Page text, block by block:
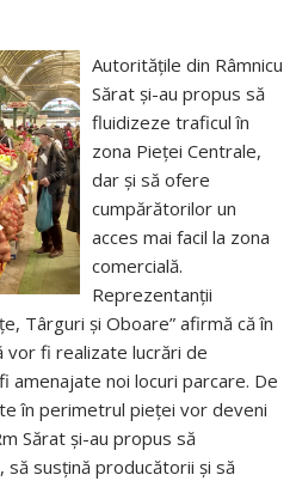
Autoritățile din Râmnicu
Sărat și-au propus să
fluidizeze traficul în
zona Pieței Centrale,
dar și să ofere
cumpărătorilor un
acces mai facil la zona
comercială.
Reprezentanții
Târguri și Oboare” afirmă că în
vor fi realizate lucrări de
noi locuri parcare. De
în perimetrul pieței vor deveni
Sărat și-au propus să
susțină producătorii și să